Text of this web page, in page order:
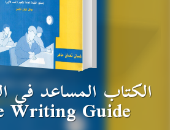
Writing Guide